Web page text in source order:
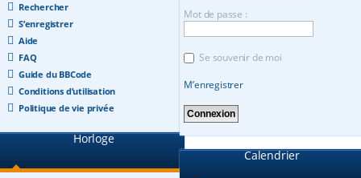
Rechercher
S’enregistrer
Aide
FAQ
Guide du BBCode
Conditions d’utilisation
Politique de vie privée
Horloge
Mot de passe :
Se souvenir de moi
M’enregistrer
Calendrier